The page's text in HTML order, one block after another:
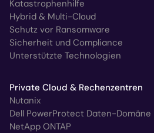
Katastrophenhilfe
Hybrid & Multi-Cloud
Schutz vor Ransomware
Sicherheit und Compliance
Unterstützte Technologien
Private Cloud & Rechenzentren
Nutanix
Dell PowerProtect Daten-Domäne
NetApp ONTAP